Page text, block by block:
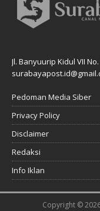
Jl. Banyuurip Kidul VII
Pedoman Media Siber
Privacy Policy
Disclaimer
Redaksi
Info Iklan
Copyright ©